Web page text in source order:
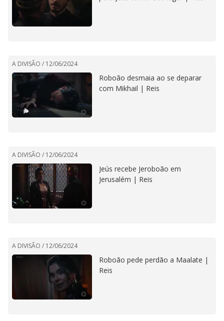
A DIVISÃO / 12/06/2024
Roboão desmaia ao se deparar
com Mikhail | Reis
A DIVISÃO / 12/06/2024
Jeús recebe Jeroboão em
Jerusalém | Reis
A DIVISÃO / 12/06/2024
Roboão pede perdão a Maalate |
Reis